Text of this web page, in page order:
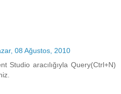
08 Ağustos, 2010
Studio aracılığıyla Query(Ctrl+N)